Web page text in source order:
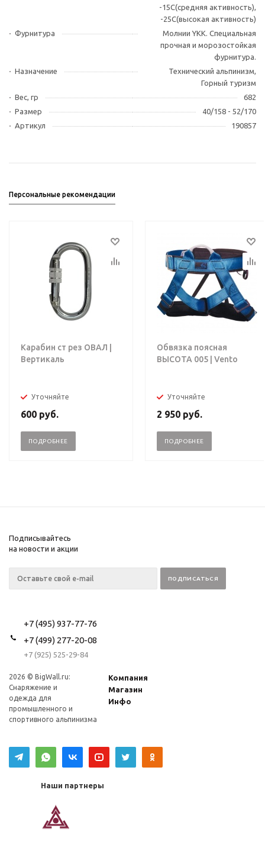
-15C(средняя активность),
-25C(высокая активность)
Фурнитура
Молнии YKK. Специальная
прочная и морозостойкая
фурнитура.
Назначение
Технический альпинизм,
Горный туризм
Вес, гр
682
Размер
40/158 - 52/170
Артикул
190857
Персональные рекомендации
Карабин ст рез ОВАЛ |
Вертикаль
Уточняйте
600 руб.
ПОДРОБНЕЕ
Обвязка поясная
ВЫСОТА 005 | Vento
Уточняйте
2 950 руб.
ПОДРОБНЕЕ
Подписывайтесь
на новости и акции
+7 (495) 937-77-76
+7 (499) 277-20-08
+7 (925) 525-29-84
2026 © BigWall.ru:
Снаряжение и
одежда для
промышленного и
спортивного альпинизма
Компания
Магазин
Инфо
Наши партнеры